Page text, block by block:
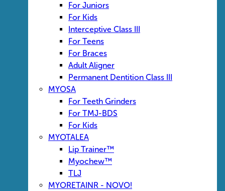
For Juniors
For Kids
Interceptive Class III
For Teens
For Braces
Adult Aligner
Permanent Dentition Class III
MYOSA
For Teeth Grinders
For TMJ-BDS
For Kids
MYOTALEA
Lip Trainer™
Myochew™
TLJ
MYORETAINR - NOVO!